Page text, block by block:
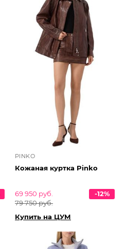
PINKO
Кожаная куртка Pinko
69 950 руб.
79 750 руб.
-12%
Купить на ЦУМ